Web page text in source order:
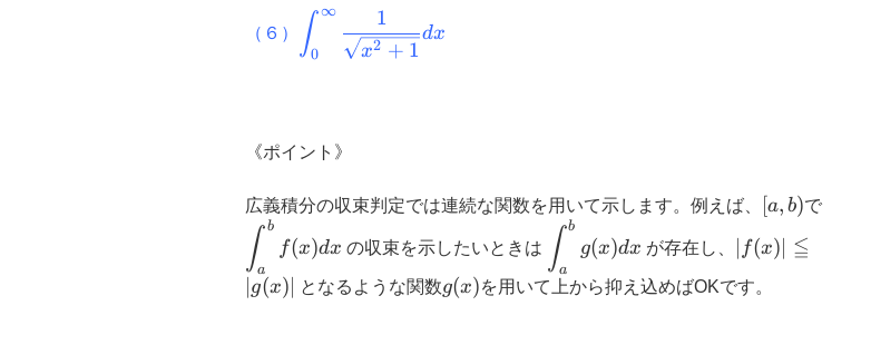
\dfrac{1}
{\sqrt{x^4+1}}
（６）
\displaystyle
\int_{0}^{\infty}
∫0
∞
x2 + 1
1
dx
《ポイント》
広義積分の収束判定では連続な関数を用いて示します。例えば、 [a,b)
[a, b)で
∫a
b
f(x)dx の収束を示したいときは
\displaystyle
\int_a^b
g(x) dx
∫a
b
g(x)dx が存在し、
|f(x)|
\leqq
|g(x)|
f(x) ≦
g(x) となるような関数g(x)
g(x)を用いて上から抑え込めばOKです。